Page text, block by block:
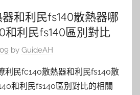
和利民fs140散熱器哪
和利民fs140區別對比
by GuideAH
利民fc140散熱器和利民fs140散
和利民fs140區別對比的相關